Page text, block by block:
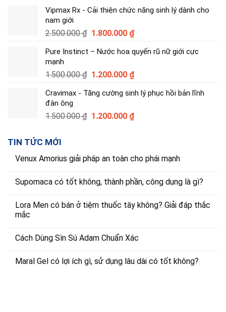
1.100.000 ₫.
là:
Vipmax Rx - Cải thiện chức năng sinh lý dành cho
nam giới
2.500.000₫ Giá
là:
1.800.000 ₫Giá
tại
1.800.000 ₫.
Pure Instinct – Nước hoa quyến rũ nữ giới cực
mạnh
1.500.000₫ Giá
là:
1.200.000 ₫Giá
tại
1.200.000 ₫.
Cravimax - Tăng cường sinh lý phục hồi bản lĩnh
đàn ông
1.500.000₫ Giá
1.200.000 ₫Giá
1.200.000 ₫.
TIN TỨC MỚI
Venux Amorius giải pháp an toàn cho phái mạnh
Supomaca có tốt không, thành phần, công dụng là gì?
Lora Men có bán ở tiệm thuốc tây không? Giải đáp thắc
mắc
Cách Dùng Sìn Sú Adam Chuẩn Xác
Maral Gel có lợi ích gì, sử dụng lâu dài có tốt không?